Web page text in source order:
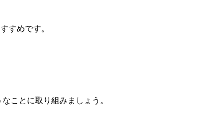
すめです。
ことに取り組みましょう。